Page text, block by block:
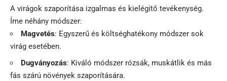
A virágok szaporítása izgalmas és kielégítő tevékenység.
Íme néhány módszer:
Magvetés: Egyszerű és költséghatékony módszer sok
virág esetében.
Dugványozás: Kiváló módszer rózsák, muskátlik és más
fás szárú növények szaporítására.